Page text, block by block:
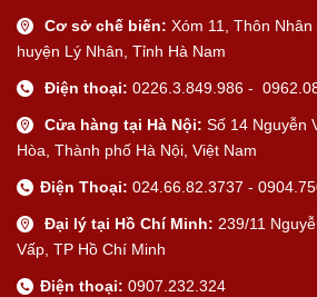
Cơ sở chế biến: Xóm 11, Thôn Nhân
huyện Lý Nhân, Tỉnh Hà Nam
Điện thoại: 0226.3.849.986 -
Cửa hàng tại Hà Nội: Số 14 Nguyễn
Hòa, Thành phố Hà Nội, Việt Nam
Điện Thoại: 024.66.82.3737 -
Đại lý tại Hồ Chí Minh: 239/11
Vấp, TP Hồ Chí Minh
Điện thoại: 0907.232.324